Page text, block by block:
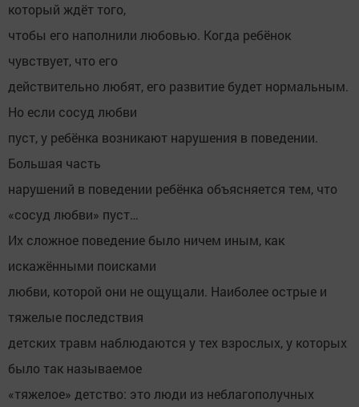
который ждёт того,
чтобы его наполнили любовью. Когда ребёнок
чувствует, что его
действительно любят, его развитие будет нормальным.
Но если сосуд любви
пуст, у ребёнка возникают нарушения в поведении.
Большая часть
нарушений в поведении ребёнка объясняется тем, что
«сосуд любви» пуст…
Их сложное поведение было ничем иным, как
искажёнными поисками
любви, которой они не ощущали. Наиболее острые и
тяжелые последствия
детских травм наблюдаются у тех взрослых, у которых
было так называемое
«тяжелое» детство: это люди из неблагополучных